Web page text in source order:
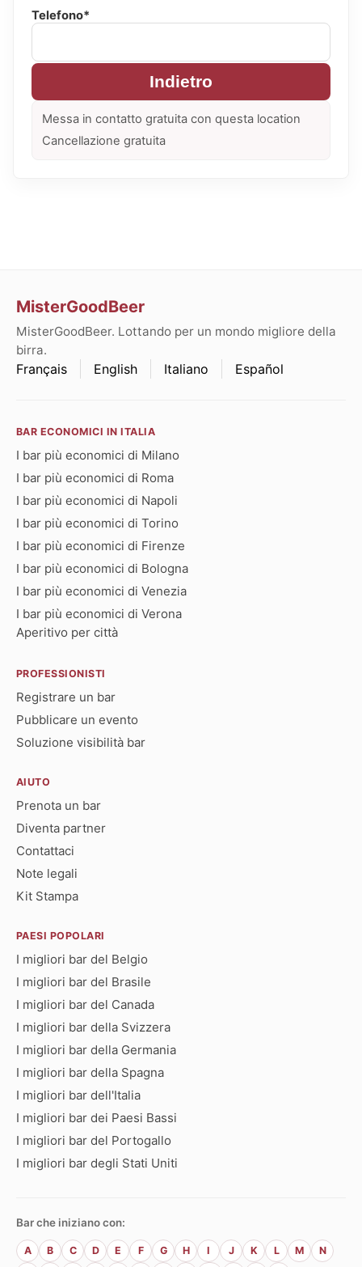
Telefono*
Indietro
Messa in contatto gratuita con questa location
Cancellazione gratuita
MisterGoodBeer
MisterGoodBeer. Lottando per un mondo migliore della
birra.
Français English Italiano Español
BAR ECONOMICI IN ITALIA
I bar più economici di Milano
I bar più economici di Roma
I bar più economici di Napoli
I bar più economici di Torino
I bar più economici di Firenze
I bar più economici di Bologna
I bar più economici di Venezia
I bar più economici di Verona
Aperitivo per città
PROFESSIONISTI
Registrare un bar
Pubblicare un evento
Soluzione visibilità bar
AIUTO
Prenota un bar
Diventa partner
Contattaci
Note legali
Kit Stampa
PAESI POPOLARI
I migliori bar del Belgio
I migliori bar del Brasile
I migliori bar del Canada
I migliori bar della Svizzera
I migliori bar della Germania
I migliori bar della Spagna
I migliori bar dell'Italia
I migliori bar dei Paesi Bassi
I migliori bar del Portogallo
I migliori bar degli Stati Uniti
Bar che iniziano con:
A B C D E F G H I J K L M N